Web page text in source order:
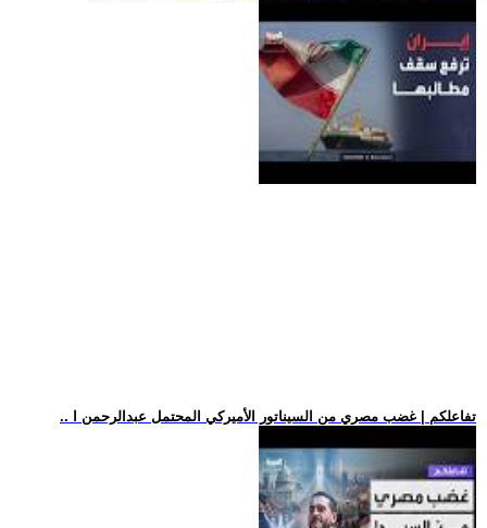
.. تفاعلكم | غضب مصري من السيناتور الأميركي المحتمل عبدالرحمن ا